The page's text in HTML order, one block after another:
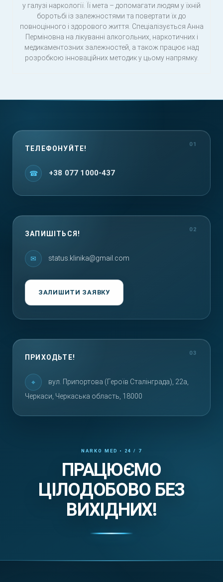
у галузі наркології. Її мета – допомагати людям у їхній
боротьбі із залежностями та повертати їх до
повноцінного і здорового життя. Спеціалізується Анна
Перміновна на лікуванні алкогольних, наркотичних і
медикаментозних залежностей, а також працює над
розробкою інноваційних методик у цьому напрямку.
ТЕЛЕФОНУЙТЕ!
+38 077 1000-437
ЗАПИШІТЬСЯ!
status.klinika@gmail.com
ЗАЛИШИТИ ЗАЯВКУ
ПРИХОДЬТЕ!
вул. Припортова (Героїв Сталінграда), 22а,
Черкаси, Черкаська область, 18000
ПРАЦЮЄМО
ЦІЛОДОБОВО БЕЗ
ВИХІДНИХ!